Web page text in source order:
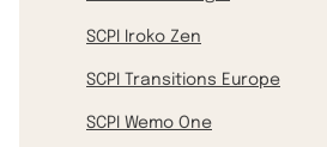
SCPI Iroko Zen
SCPI Transitions Europe
SCPI Wemo One